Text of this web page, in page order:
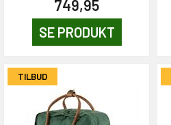
749,95
SE PRODUKT
TILBUD